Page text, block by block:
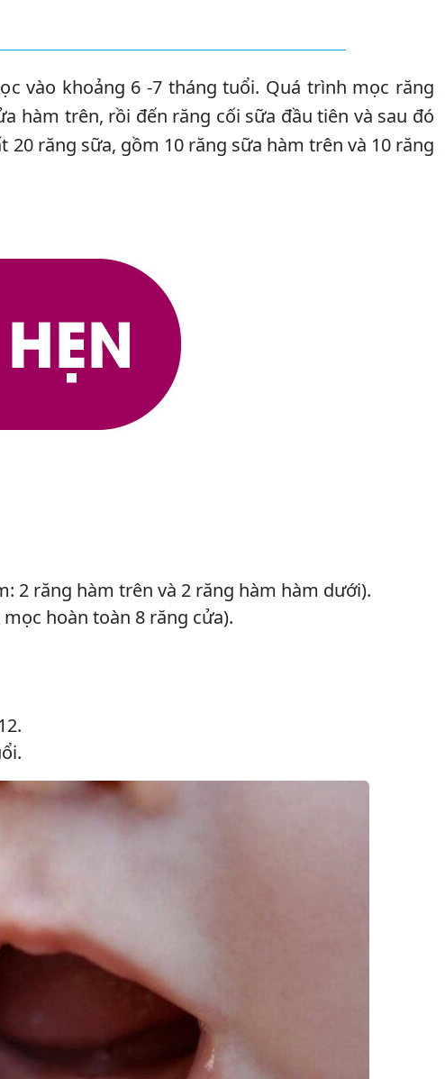
vào khoảng 6 -7 tháng tuổi. Quá trình mọc răng
hàm trên, rồi đến răng cối sữa đầu tiên và sau đó
răng sữa, gồm 10 răng sữa hàm trên và 10 răng
2 răng hàm trên và 2 răng hàm hàm dưới).
hoàn toàn 8 răng cửa).